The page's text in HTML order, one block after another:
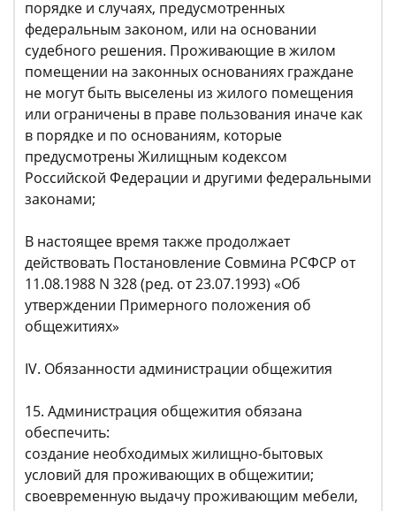
порядке и случаях, предусмотренных
федеральным законом, или на основании
судебного решения. Проживающие в жилом
помещении на законных основаниях граждане
не могут быть выселены из жилого помещения
или ограничены в праве пользования иначе как
в порядке и по основаниям, которые
предусмотрены Жилищным кодексом
Российской Федерации и другими федеральными
законами;
В настоящее время также продолжает
действовать Постановление Совмина РСФСР от
11.08.1988 N 328 (ред. от 23.07.1993) «Об
утверждении Примерного положения об
общежитиях»
IV. Обязанности администрации общежития
15. Администрация общежития обязана
обеспечить:
создание необходимых жилищно-бытовых
условий для проживающих в общежитии;
своевременную выдачу проживающим мебели,